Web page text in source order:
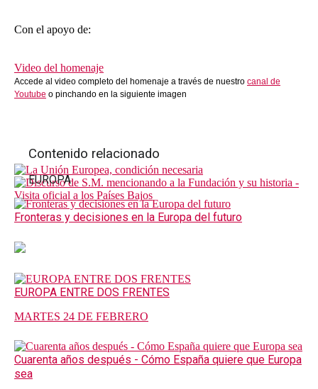
Con el apoyo de:
Video del homenaje
Accede al video completo del homenaje a través de nuestro canal de
Youtube o pinchando en la siguiente imagen
Contenido relacionado
EUROPA
Fronteras y decisiones en la Europa del futuro
EUROPA ENTRE DOS FRENTES
MARTES 24 DE FEBRERO
Cuarenta años después - Cómo España quiere que Europa
sea